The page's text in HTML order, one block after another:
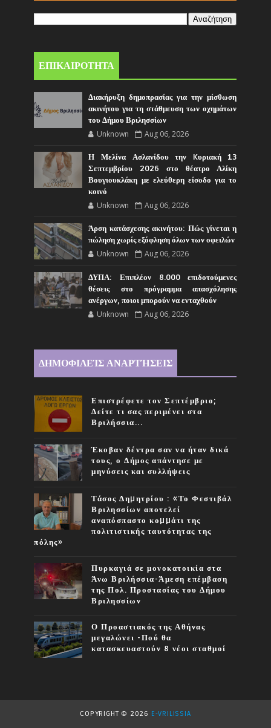
ΕΠΙΚΑΙΡΟΤΗΤΑ
Διακήρυξη δημοπρασίας για την μίσθωση
ακινήτου για τη στάθμευση των οχημάτων
του Δήμου Βριλησσίων
Unknown Aug 06, 2026
Η Μελίνα Ασλανίδου την Kυριακή 13
Σεπτεμβρίου 2026 στο θέατρο Αλίκη
Βουγιουκλάκη με ελεύθερη είσοδο για το
κοινό
Unknown Aug 06, 2026
Άρση κατάσχεσης ακινήτου: Πώς γίνεται η
πώληση χωρίς εξόφληση όλων των οφειλών
Unknown Aug 06, 2026
ΔΥΠΑ: Επιπλέον 8.000 επιδοτούμενες
θέσεις στο πρόγραμμα απασχόλησης
ανέργων, ποιοι μπορούν να ενταχθούν
Unknown Aug 06, 2026
ΔΗΜΟΦΙΛΕΊΣ ΑΝΑΡΤΉΣΕΙΣ
Επιστρέφετε τον Σεπτέμβριο;
Δείτε τι σας περιμένει στα
Βριλήσσια...
Έκοβαν δέντρα σαν να ήταν δικά
τους, ο Δήμος απάντησε με
μηνύσεις και συλλήψεις
Τάσος Δηµητρίου : «Το Φεστιβάλ
Βριλησσίων αποτελεί
αναπόσπαστο κοµµάτι της
πολιτιστικής ταυτότητας της
πόλης»
Πυρκαγιά σε μονοκατοικία στα
Άνω Βριλήσσια-Άμεση επέμβαση
της Πολ. Προστασίας του Δήμου
Βριλησσίων
Ο Προαστιακός της Αθήνας
μεγαλώνει -Πού θα
κατασκευαστούν 8 νέοι σταθμοί
COPYRIGHT © 2026 E-VRILISSIA